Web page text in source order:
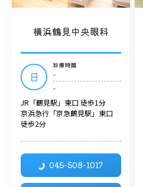
横浜鶴見中央眼科
日
診療時間
-
-
JR「鶴見駅」東口 徒歩1分
京浜急行「京急鶴見駅」東口
徒歩2分
045-508-1017